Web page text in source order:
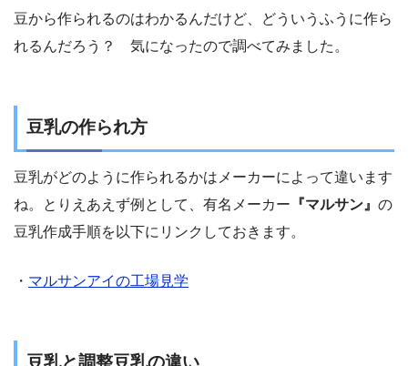
豆から作られるのはわかるんだけど、どういうふうに作ら
れるんだろう？ 気になったので調べてみました。
豆乳の作られ方
豆乳がどのように作られるかはメーカーによって違います
ね。とりえあえず例として、有名メーカー 『マルサン』 の
豆乳作成手順を以下にリンクしておきます。
・ マルサンアイの工場見学
豆乳と調整豆乳の違い